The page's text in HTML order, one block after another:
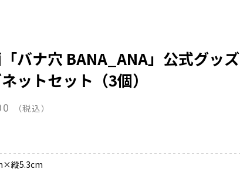
バナ穴 BANA_ANA」公式グッズ
ットセット（3個）
（税込）
縱5.3cm